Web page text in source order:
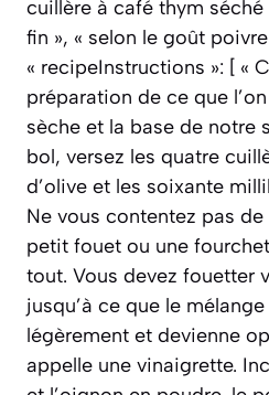
cuillère à café thym séché
fin », « selon le goût
« recipeInstructions »: [ «
préparation de ce que
sèche et la base de notre
bol, versez les quatre
d’olive et les soixante
Ne vous contentez pas
petit fouet ou une
tout. Vous devez fouetter
jusqu’à ce que le
légèrement et devienne
appelle une vinaigrette.